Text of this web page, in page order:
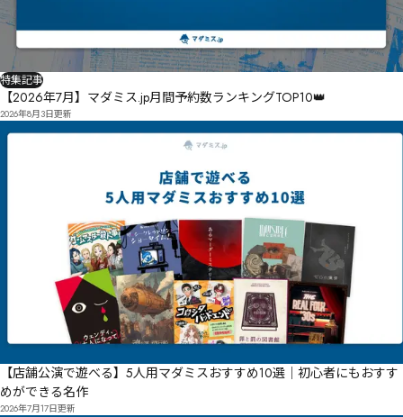
特集記事
【2026年7月】マダミス.jp月間予約数ランキングTOP10👑
2026年8月3日更新
【店舗公演で遊べる】5人用マダミスおすすめ10選｜初心者にもおすす
めができる名作
2026年7月17日更新